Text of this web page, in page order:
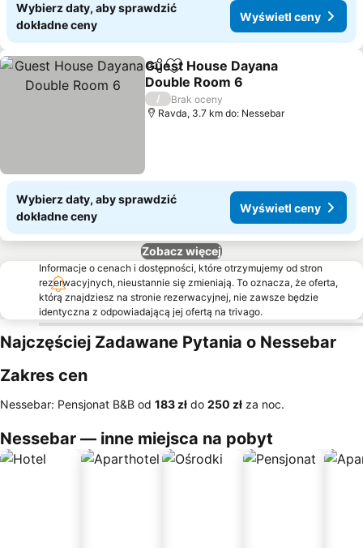
Wybierz daty, aby sprawdzić
dokładne ceny
Wyświetl ceny
Udostępnij
Dodaj do ulubionych
Guest House Dayana
Double Room 6
/
Brak oceny
Ravda, 3.7 km do: Nessebar
Wybierz daty, aby sprawdzić
dokładne ceny
Wyświetl ceny
Zobacz więcej
Informacje o cenach i dostępności, które otrzymujemy od stron
rezerwacyjnych, nieustannie się zmieniają. To oznacza, że oferta,
którą znajdziesz na stronie rezerwacyjnej, nie zawsze będzie
identyczna z odpowiadającą jej ofertą na trivago.
Najczęściej Zadawane Pytania o Nessebar
Zakres cen
Nessebar: Pensjonat B&B od ‎183 zł do ‎250 zł za noc.
Nessebar — inne miejsca na pobyt